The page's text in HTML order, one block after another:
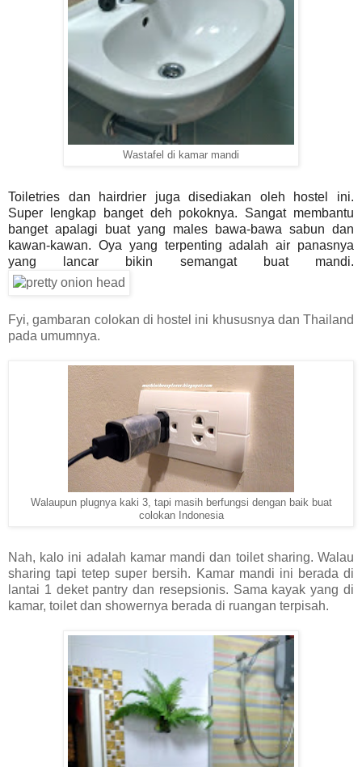
Wastafel di kamar mandi
Toiletries dan hairdrier juga disediakan oleh hostel ini.
Super lengkap banget deh pokoknya. Sangat membantu
banget apalagi buat yang males bawa-bawa sabun dan
kawan-kawan. Oya yang terpenting adalah air panasnya
yang lancar bikin semangat buat mandi.
Fyi, gambaran colokan di hostel ini khususnya dan Thailand
pada umumnya.
Walaupun plugnya kaki 3, tapi masih berfungsi dengan baik buat
colokan Indonesia
Nah, kalo ini adalah kamar mandi dan toilet sharing. Walau
sharing tapi tetep super bersih. Kamar mandi ini berada di
lantai 1 deket pantry dan resepsionis. Sama kayak yang di
kamar, toilet dan showernya berada di ruangan terpisah.